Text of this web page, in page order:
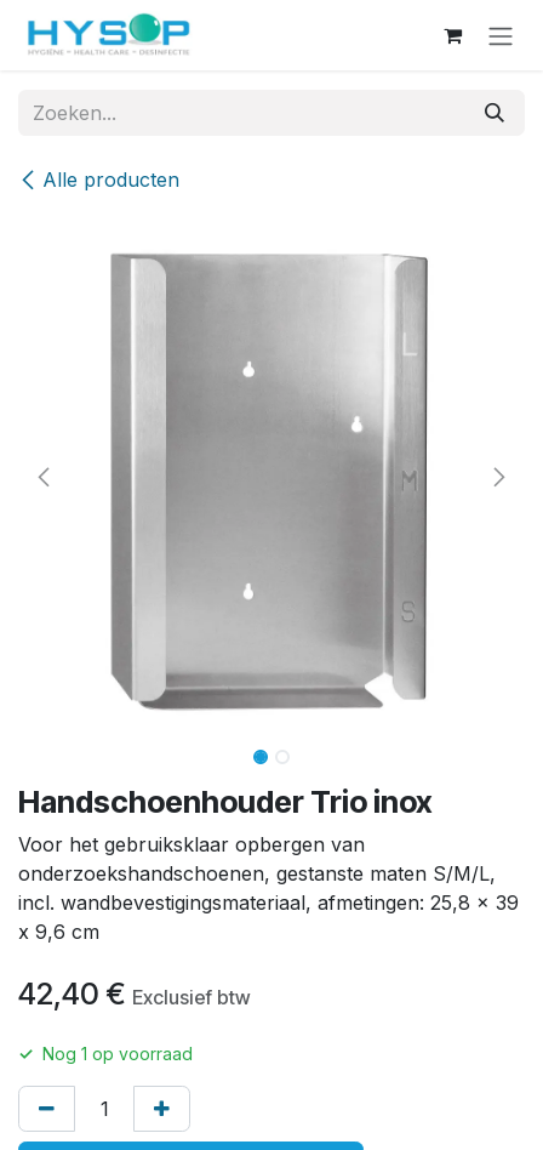
Overslaan naar inhoud
Alle producten
Handschoenhouder Trio inox
Voor het gebruiksklaar opbergen van
onderzoekshandschoenen, gestanste maten S/M/L,
incl. wandbevestigingsmateriaal, afmetingen: 25,8 x 39
x 9,6 cm
42,40 € Exclusief btw
✓ Nog 1 op voorraad